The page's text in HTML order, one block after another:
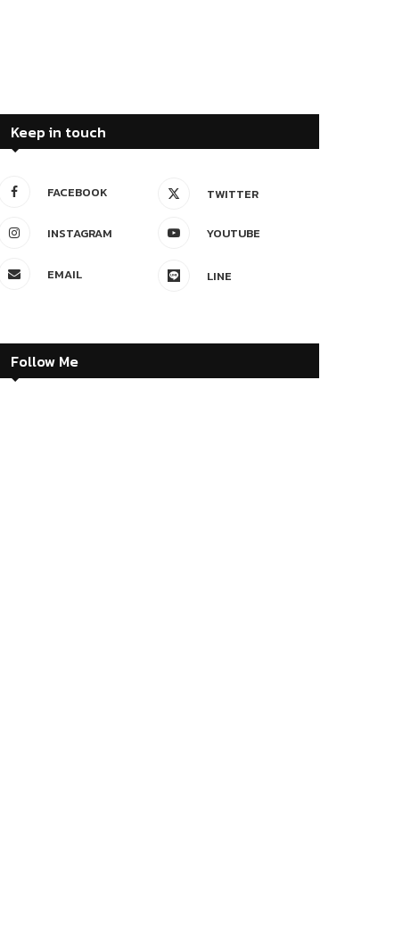
Keep in touch
FACEBOOK TWITTER
INSTAGRAM YOUTUBE
EMAIL LINE
Follow Me